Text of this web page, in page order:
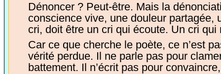
Dénoncer ? Peut-être. Mais la
conscience vive, une douleur partagée,
cri, doit être un cri qui écoute. Un cri qui
Car ce que cherche le poète, ce n’est
vérité perdue. Il ne parle pas pour
battement. Il n’écrit pas pour